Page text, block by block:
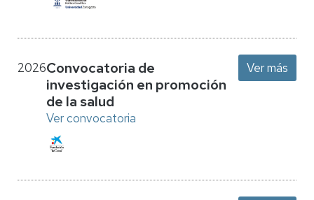
2026Convocatoria de
investigación en promoción
de la salud
Ver convocatoria
Ver más